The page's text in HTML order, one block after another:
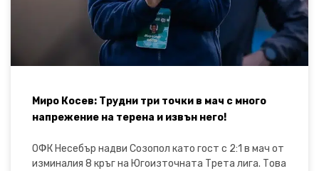
Миро Косев: Трудни три точки в мач с много
напрежение на терена и извън него!
ОФК Несебър надви Созопол като гост с 2:1 в мач от
изминалия 8 кръг на Югоизточната Трета лига. Това